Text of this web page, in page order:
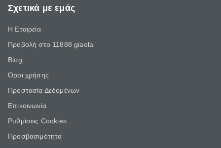
Σχετικά με εμάς
Η Εταιρεία
Προβολή στο 11888 giaola
Blog
Όροι χρήσης
Προστασία Δεδομένων
Επικοινωνία
Ρυθμίσεις Cookies
Προσβασιμότητα